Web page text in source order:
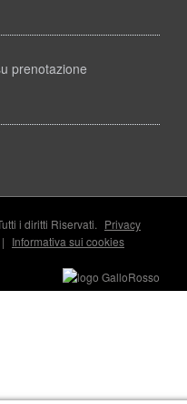
prenotazione
i diritti Riservati. Privacy
Informativa sui cookies